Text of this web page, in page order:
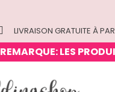
LIVRAISON GRATUITE À
REMARQUE: LES